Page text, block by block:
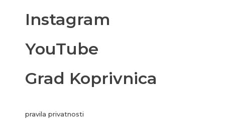
Instagram
YouTube
Grad Koprivnica
pravila privatnosti